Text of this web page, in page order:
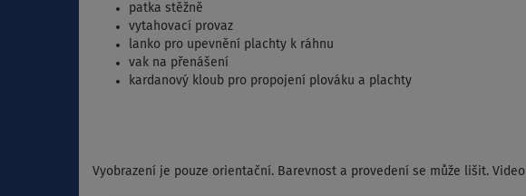
patka stěžně
vytahovací provaz
lanko pro upevnění plachty k ráhnu
vak na přenášení
kardanový kloub pro propojení plováku a plachty
Vyobrazení je pouze orientační. Barevnost a provedení se může lišit. Video